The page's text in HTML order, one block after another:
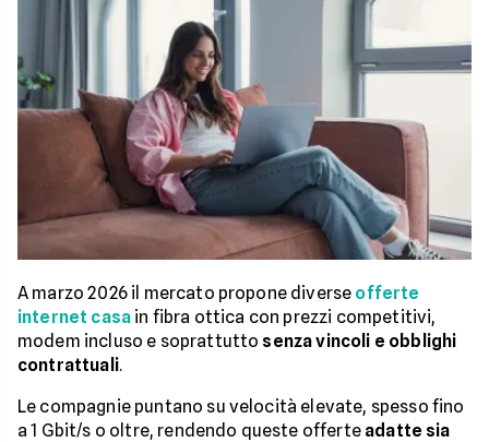
A marzo 2026 il mercato propone diverse offerte
internet casa in fibra ottica con prezzi competitivi,
modem incluso e soprattutto senza vincoli e obblighi
contrattuali.
Le compagnie puntano su velocità elevate, spesso fino
a 1 Gbit/s o oltre, rendendo queste offerte adatte sia